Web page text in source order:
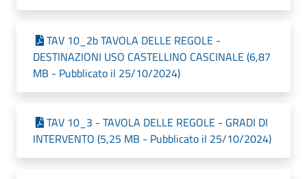
TAV 10_2b TAVOLA DELLE REGOLE -
DESTINAZIONI USO CASTELLINO CASCINALE (6,87
MB - Pubblicato il 25/10/2024)
TAV 10_3 - TAVOLA DELLE REGOLE - GRADI DI
INTERVENTO (5,25 MB - Pubblicato il 25/10/2024)